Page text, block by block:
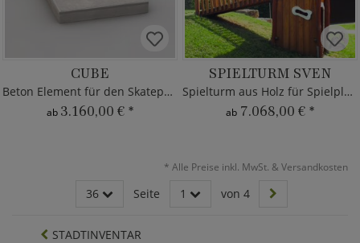
CUBE
Beton Element für den Skatepark
ab 3.160,00 € *
SPIELTURM SVEN
Spielturm aus Holz für Spielplatz
ab 7.068,00 € *
* Alle Preise inkl. MwSt. & Versandkosten
36 Seite 1 von 4
STADTINVENTAR